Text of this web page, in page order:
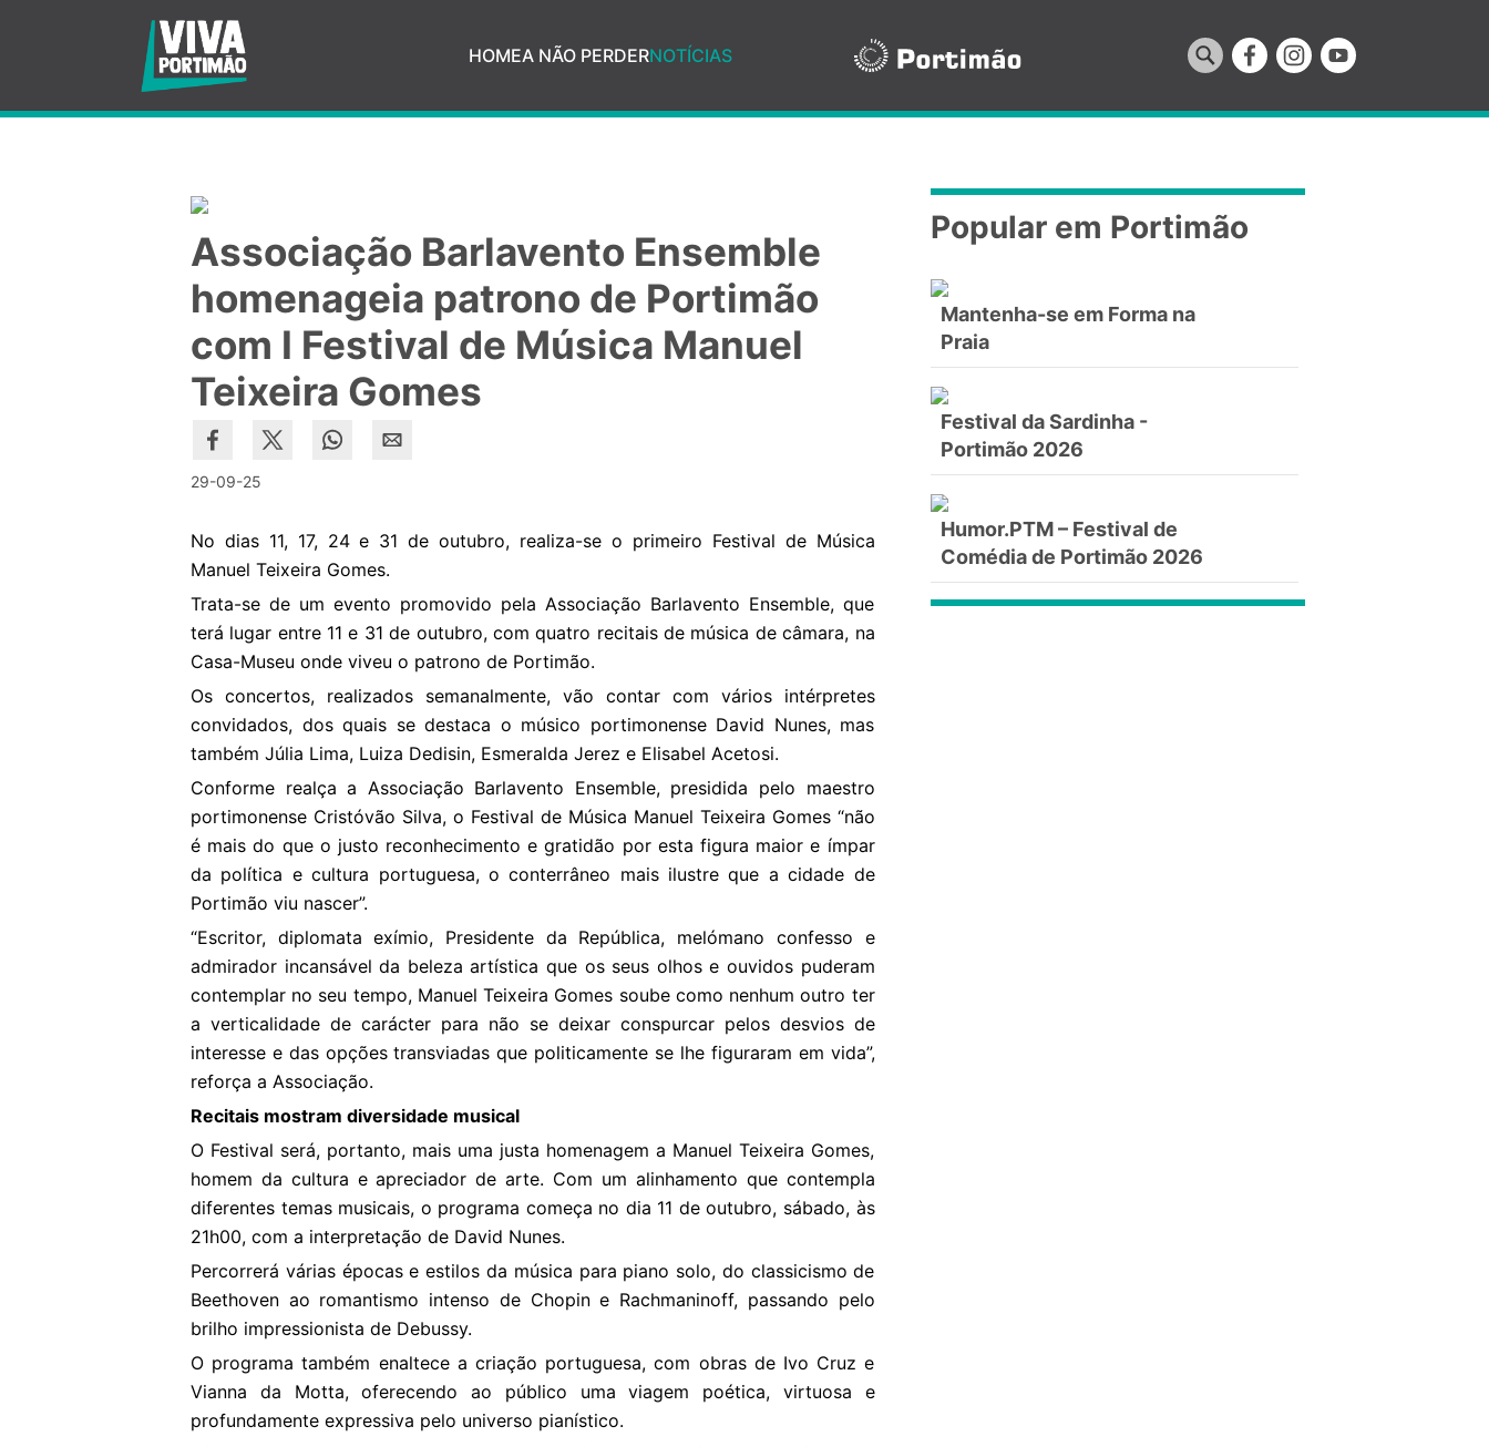
Saltar para o conteúdo principal HOMEA NÃO PERDERNOTÍCIAS
Associação Barlavento Ensemble
homenageia patrono de Portimão
com I Festival de Música Manuel
Teixeira Gomes
29-09-25
No dias 11, 17, 24 e 31 de outubro, realiza-se o primeiro Festival de Música
Manuel Teixeira Gomes.
Trata-se de um evento promovido pela Associação Barlavento Ensemble, que
terá lugar entre 11 e 31 de outubro, com quatro recitais de música de câmara, na
Casa-Museu onde viveu o patrono de Portimão.
Os concertos, realizados semanalmente, vão contar com vários intérpretes
convidados, dos quais se destaca o músico portimonense David Nunes, mas
também Júlia Lima, Luiza Dedisin, Esmeralda Jerez e Elisabel Acetosi.
Conforme realça a Associação Barlavento Ensemble, presidida pelo maestro
portimonense Cristóvão Silva, o Festival de Música Manuel Teixeira Gomes “não
é mais do que o justo reconhecimento e gratidão por esta figura maior e ímpar
da política e cultura portuguesa, o conterrâneo mais ilustre que a cidade de
Portimão viu nascer”.
“Escritor, diplomata exímio, Presidente da República, melómano confesso e
admirador incansável da beleza artística que os seus olhos e ouvidos puderam
contemplar no seu tempo, Manuel Teixeira Gomes soube como nenhum outro ter
a verticalidade de carácter para não se deixar conspurcar pelos desvios de
interesse e das opções transviadas que politicamente se lhe figuraram em vida”,
reforça a Associação.
Recitais mostram diversidade musical
O Festival será, portanto, mais uma justa homenagem a Manuel Teixeira Gomes,
homem da cultura e apreciador de arte. Com um alinhamento que contempla
diferentes temas musicais, o programa começa no dia 11 de outubro, sábado, às
21h00, com a interpretação de David Nunes.
Percorrerá várias épocas e estilos da música para piano solo, do classicismo de
Beethoven ao romantismo intenso de Chopin e Rachmaninoff, passando pelo
brilho impressionista de Debussy.
O programa também enaltece a criação portuguesa, com obras de Ivo Cruz e
Vianna da Motta, oferecendo ao público uma viagem poética, virtuosa e
profundamente expressiva pelo universo pianístico.
Popular em Portimão
Mantenha-se em Forma na
Praia
Festival da Sardinha -
Portimão 2026
Humor.PTM – Festival de
Comédia de Portimão 2026